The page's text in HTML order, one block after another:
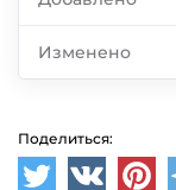
Изменено
Поделиться: